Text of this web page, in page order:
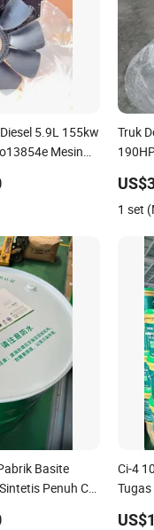
5.9L 155kw
Mesin
Truk
1 set
Basite
Penuh CF-
Ci-4